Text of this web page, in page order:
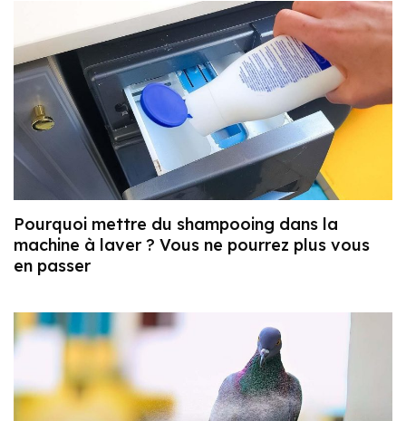
Pourquoi mettre du shampooing dans la
machine à laver ? Vous ne pourrez plus vous
en passer